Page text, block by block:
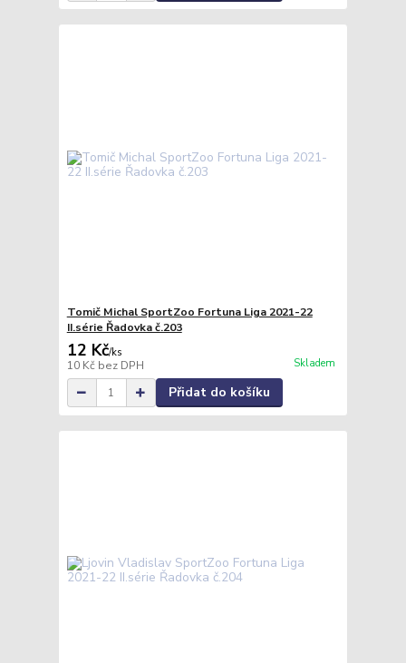
Tomič Michal SportZoo Fortuna Liga 2021-22
II.série Řadovka č.203
12 Kč/ks
10 Kč bez DPH Skladem
Přidat do košíku